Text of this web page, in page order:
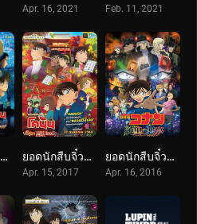
Apr. 16, 2021 Feb. 11, 2021
ยอดนักสืบจิ๋วโคนัน เดอะมูฟวี่ 22: ปฏิบัติการสายลับเดอะซีโร่ (2018) Detective Conan The Movie 22: Zero the Enforcer ยอดนักสืบจิ๋วโคนัน เดอะมูฟวี่ 21: ปริศนาเพลงกลอนซ่อนรัก (2017) Detective Conan The Movie 21: The Crimson Love Letter
Apr. 15, 2017
ยอดนักสืบจิ๋วโคนัน เดอะมูฟวี่ 20: ปริศนารัตติกาลทมิฬ (2016) Detective Conan The Movie 20: The Darkest Nightmare
Apr. 16, 2016